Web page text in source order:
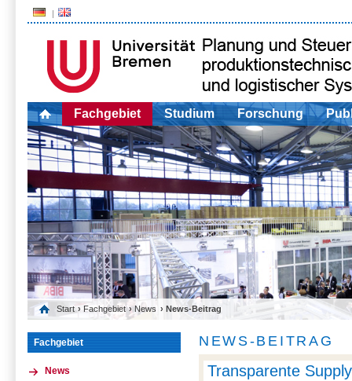
Fachgebiet Studium Forschung
Start › Fachgebiet › News › News-Beitrag
Fachgebiet
News
NEWS-BEITRAG
Transparente